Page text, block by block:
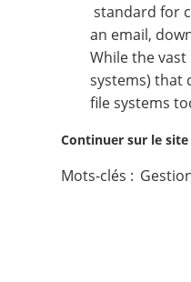
Nous suivre
standard for
an email,
While the
systems) that
file systems
Continuer sur le site
Mots-clés :